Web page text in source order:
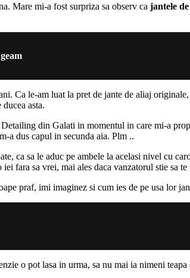
Mare mi-a fost surpriza sa observ ca jantele
Ca le-am luat la pret de jante de aliaj
asta.
din Galati in momentul in care mi-a
a dus capul in secunda aia. Plm ..
ca sa le aduc pe ambele la acelasi nivel cu
fara sa vrei, mai ales daca vanzatorul stie sa te
praf, imi imaginez si cum ies de pe usa lor
o pot lasa in urma, sa nu mai ia nimeni